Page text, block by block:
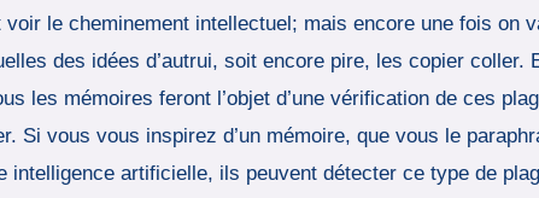
le cheminement intellectuel; mais encore une fois on
des idées d’autrui, soit encore pire, les copier coller.
les mémoires feront l’objet d’une vérification de ces
vous vous inspirez d’un mémoire, que vous le
artificielle, ils peuvent détecter ce type de